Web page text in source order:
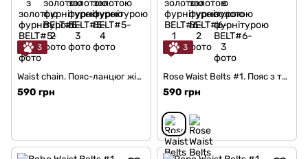
3
Waist chain. Пояс-ланцюг жіночий на талію
590 грн
3
Rose Waist Belts #1. Пояс з трояндою чорний
590 грн